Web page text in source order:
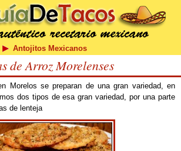
Antojitos Mexicanos
de Arroz Morelenses
Morelos se preparan de una gran variedad, en
dos tipos de esa gran variedad, por una parte
de lenteja